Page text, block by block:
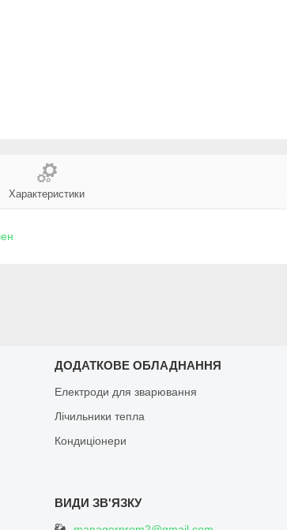
Характеристики
ДОДАТКОВЕ ОБЛАДНАННЯ
Електроди для зварювання
Лічильники тепла
Кондиціонери